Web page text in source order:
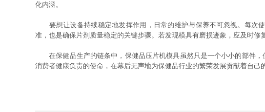
化内涵。
要想让设备持续稳定地发挥作用，日常的维护与保养不可忽视。每次
准，也是确保片剂质量稳定的关键步骤。若发现模具有磨损迹象，应及时修
在保健品生产的链条中，保健品压片机模具虽然只是一个小小的部件，
消费者健康负责的使命，在幕后无声地为保健品行业的繁荣发展贡献着自己